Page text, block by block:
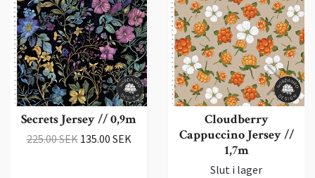
Secrets Jersey // 0,9m
225.00 SEK 135.00 SEK
Cloudberry
Cappuccino Jersey //
1,7m
Slut i lager